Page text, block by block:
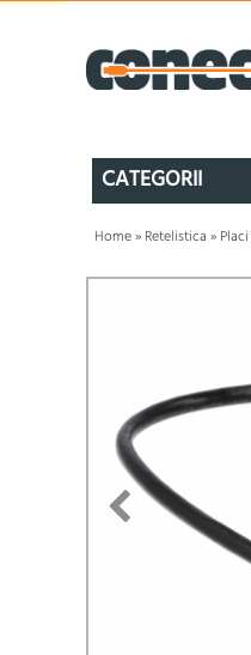
CATEGORII
Home» Retelistica »